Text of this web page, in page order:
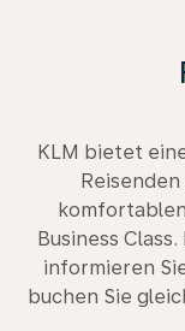
KLM bietet
Business
informieren
buchen Sie